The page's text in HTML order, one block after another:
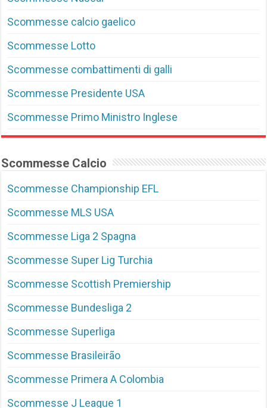
Scommesse calcio gaelico
Scommesse Lotto
Scommesse combattimenti di galli
Scommesse Presidente USA
Scommesse Primo Ministro Inglese
Scommesse Calcio
Scommesse Championship EFL
Scommesse MLS USA
Scommesse Liga 2 Spagna
Scommesse Super Lig Turchia
Scommesse Scottish Premiership
Scommesse Bundesliga 2
Scommesse Superliga
Scommesse Brasileirão
Scommesse Primera A Colombia
Scommesse J League 1